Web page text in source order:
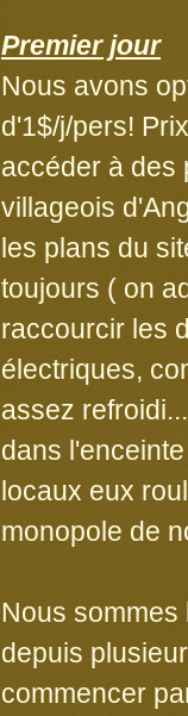
Premier jour
Nous avons
d'1$/j/pers!
accéder à des
villageois
les plans du
toujours ( on
raccourcir les
électriques,
assez
dans
locaux eux
monopole de
Nous sommes
depuis
commencer